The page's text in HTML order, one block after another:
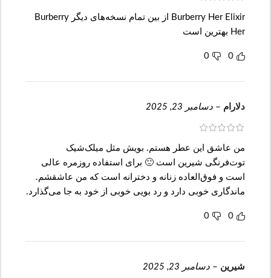
Burberry Her Elixir از بین تمام نسخه‌های دیگر Burberry
Her بهترین است
0
0
دلارام – دسامبر 23, 2025
من عاشق این عطر هستم. بویش مثل میلک‌شیک
توت‌فرنگی شیرین است 🙂 برای استفاده روزمره عالی
است و فوق‌العاده زنانه و دخترانه است که من عاشقشم.
ماندگاری خوبی دارد و رد بویی خوبی از خود به جا می‌گذارد.
0
0
شیرین – دسامبر 23, 2025